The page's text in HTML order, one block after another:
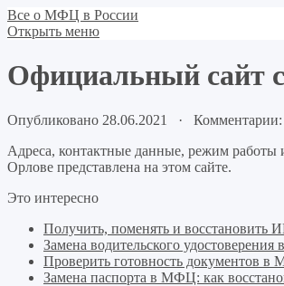
Все о МФЦ в России
Открыть меню
Официальный сайт
Опубликовано 28.06.2021 · Комментарии:
Адреса, контактные данные, режим работы
Орлове представлена на этом сайте.
Это интересно
Получить, поменять и
Замена водительского
Проверить готовность документов в
Замена паспорта в МФЦ: как